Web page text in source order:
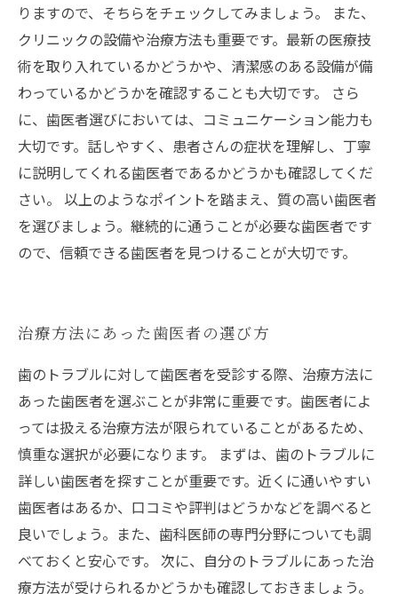
りますので、そちらをチェックしてみましょう。 また、
クリニックの設備や治療方法も重要です。最新の医療技
術を取り入れているかどうかや、清潔感のある設備が備
わっているかどうかを確認することも大切です。 さら
に、歯医者選びにおいては、コミュニケーション能力も
大切です。話しやすく、患者さんの症状を理解し、丁寧
に説明してくれる歯医者であるかどうかも確認してくだ
さい。 以上のようなポイントを踏まえ、質の高い歯医者
を選びましょう。継続的に通うことが必要な歯医者です
ので、信頼できる歯医者を見つけることが大切です。
治療方法にあった歯医者の選び方
歯のトラブルに対して歯医者を受診する際、治療方法に
あった歯医者を選ぶことが非常に重要です。歯医者によ
っては扱える治療方法が限られていることがあるため、
慎重な選択が必要になります。 まずは、歯のトラブルに
詳しい歯医者を探すことが重要です。近くに通いやすい
歯医者はあるか、口コミや評判はどうかなどを調べると
良いでしょう。また、歯科医師の専門分野についても調
べておくと安心です。 次に、自分のトラブルにあった治
療方法が受けられるかどうかも確認しておきましょう。